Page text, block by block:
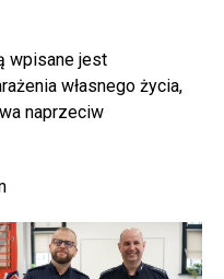
wpisane jest
własnego życia,
naprzeciw